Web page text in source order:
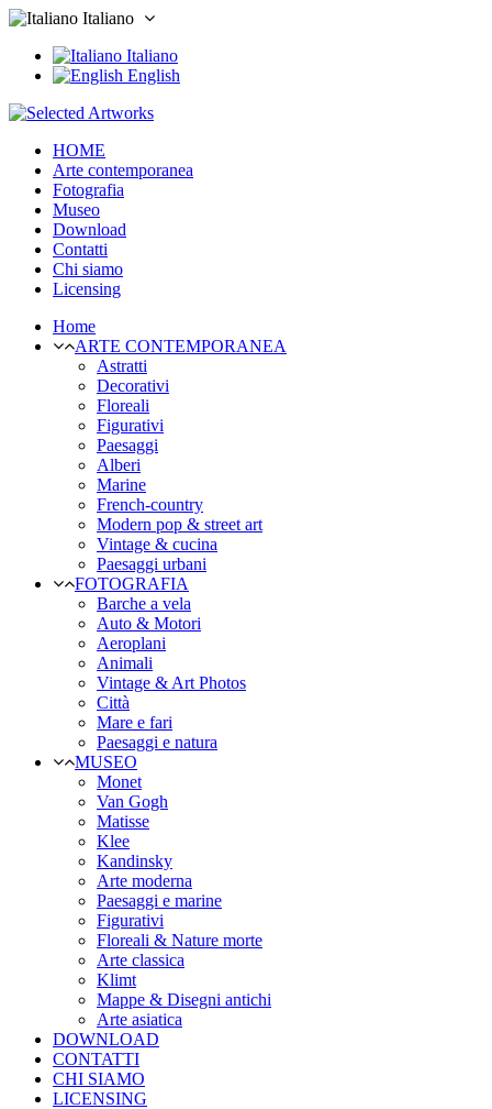
Italiano
Italiano
English
HOME
Arte contemporanea
Fotografia
Museo
Download
Contatti
Chi siamo
Licensing
Home
ARTE CONTEMPORANEA
Astratti
Decorativi
Floreali
Figurativi
Paesaggi
Alberi
Marine
French-country
Modern pop & street art
Vintage & cucina
Paesaggi urbani
FOTOGRAFIA
Barche a vela
Auto & Motori
Aeroplani
Animali
Vintage & Art Photos
Città
Mare e fari
Paesaggi e natura
MUSEO
Monet
Van Gogh
Matisse
Klee
Kandinsky
Arte moderna
Paesaggi e marine
Figurativi
Floreali & Nature morte
Arte classica
Klimt
Mappe & Disegni antichi
Arte asiatica
DOWNLOAD
CONTATTI
CHI SIAMO
LICENSING